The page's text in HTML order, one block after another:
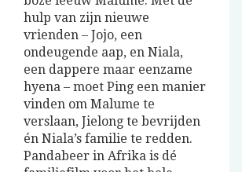
hulp van zijn nieuwe
vrienden – Jojo, een
ondeugende aap, en Niala,
een dappere maar eenzame
hyena – moet Ping een manier
vinden om Malume te
verslaan, Jielong te bevrijden
én Niala’s familie te redden.
Pandabeer in Afrika is dé